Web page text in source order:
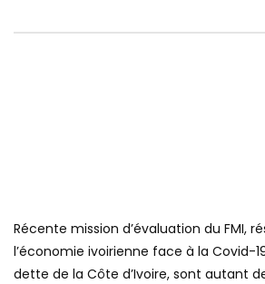
Récente mission d’évaluation du FMI,
l’économie ivoirienne face à la Covid-
dette de la Côte d’Ivoire, sont autant